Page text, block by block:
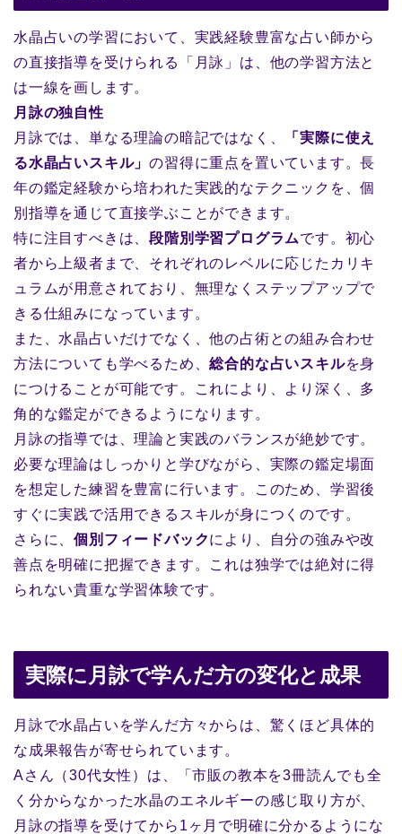
水晶占いの学習において、実践経験豊富な占い師から
の直接指導を受けられる「月詠」は、他の学習方法と
は一線を画します。
月詠の独自性
月詠では、単なる理論の暗記ではなく、
「実際に使え
る水晶占いスキル」の習得に重点を置いています。長
年の鑑定経験から培われた実践的なテクニックを、個
別指導を通じて直接学ぶことができます。
特に注目すべきは、段階別学習プログラムです。初心
者から上級者まで、それぞれのレベルに応じたカリキ
ュラムが用意されており、無理なくステップアップで
きる仕組みになっています。
また、水晶占いだけでなく、他の占術との組み合わせ
方法についても学べるため、総合的な占いスキルを身
につけることが可能です。これにより、より深く、多
角的な鑑定ができるようになります。
月詠の指導では、理論と実践のバランスが絶妙です。
必要な理論はしっかりと学びながら、実際の鑑定場面
を想定した練習を豊富に行います。このため、学習後
すぐに実践で活用できるスキルが身につくのです。
さらに、個別フィードバックにより、自分の強みや改
善点を明確に把握できます。これは独学では絶対に得
られない貴重な学習体験です。
実際に月詠で学んだ方の変化と成果
月詠で水晶占いを学んだ方々からは、驚くほど具体的
な成果報告が寄せられています。
Aさん（30代女性）は、「市販の教本を3冊読んでも全
く分からなかった水晶のエネルギーの感じ取り方が、
月詠の指導を受けてから1ヶ月で明確に分かるようにな